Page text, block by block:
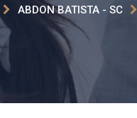
ABDON BATISTA - SC